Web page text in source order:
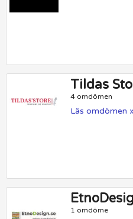
Tildas
4 omdömen
Läs omdömen
1 omdöme